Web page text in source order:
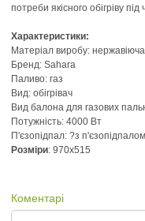
потреби якісного обігріву
Характеристики:
Матеріал виробу:
Бренд: Sahara
Паливо: газ
Вид: обігрівач
Вид балона для газових
Потужність: 4000 Вт
П'єзопідпал: ?з п'єзопідпалом
Розміри: 970x515
Коментарі